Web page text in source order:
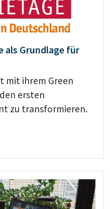
als Grundlage für
mit ihrem Green
ersten
zu transformieren.